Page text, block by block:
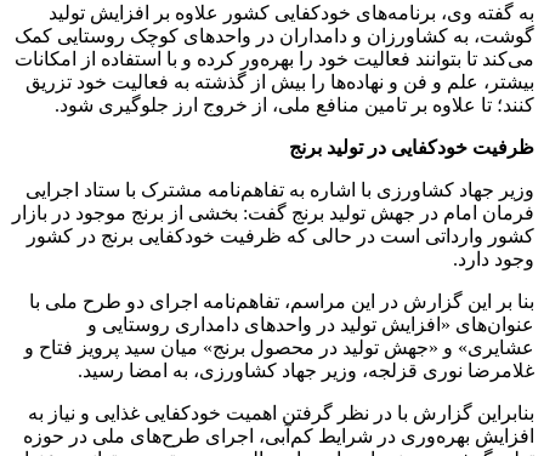
به گفته وی، برنامه‌های خودکفایی کشور علاوه بر افزایش تولید
گوشت، به کشاورزان و دامداران در واحد‌های کوچک روستایی کمک
می‌کند تا بتوانند فعالیت خود را بهره‌ور کرده و با استفاده از امکانات
بیشتر، علم و فن و نهاده‌ها را بیش از گذشته به فعالیت خود تزریق
کنند؛ تا علاوه بر تامین منافع ملی، از خروج ارز جلوگیری شود.
ظرفیت خودکفایی در تولید برنج
وزیر جهاد کشاورزی با اشاره به تفاهم‌نامه مشترک با ستاد اجرایی
فرمان امام در جهش تولید برنج گفت: بخشی از برنج موجود در بازار
کشور وارداتی است در حالی که ظرفیت خودکفایی برنج در کشور
وجود دارد.
بنا بر این گزارش در این مراسم، تفاهم‌نامه اجرای دو طرح ملی با
عنوان‌های «افزایش تولید در واحدهای دامداری روستایی و
عشایری» و «جهش تولید در محصول برنج» میان سید پرویز فتاح و
غلامرضا نوری قزلجه، وزیر جهاد کشاورزی، به امضا رسید.
بنابراین گزارش با در نظر گرفتن اهمیت خودکفایی غذایی و نیاز به
افزایش بهره‌وری در شرایط کم‌آبی، اجرای طرح‌های ملی در حوزه